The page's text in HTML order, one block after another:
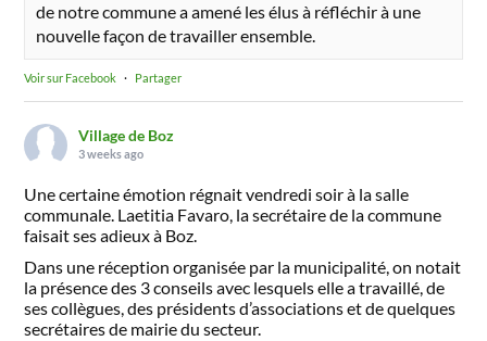
de notre commune a amené les élus à réfléchir à une
nouvelle façon de travailler ensemble.
Voir sur Facebook · Partager
Village de Boz
3 weeks ago
Une certaine émotion régnait vendredi soir à la salle
communale. Laetitia Favaro, la secrétaire de la commune
faisait ses adieux à Boz.
Dans une réception organisée par la municipalité, on notait
la présence des 3 conseils avec lesquels elle a travaillé, de
ses collègues, des présidents d’associations et de quelques
secrétaires de mairie du secteur.